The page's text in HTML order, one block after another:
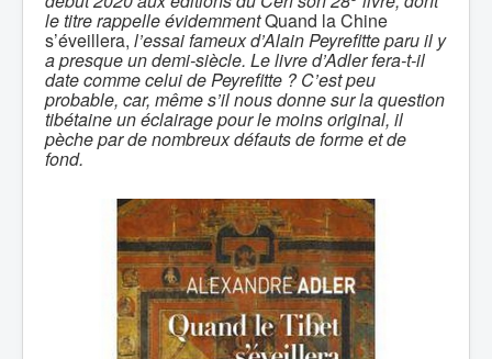
le titre rappelle évidemmentQuand la Chine
s’éveillera, l’essai fameux d’Alain Peyrefitte paru il y
a presque un demi-siècle. Le livre d’Adler fera-t-il
date comme celui de Peyrefitte ? C’est peu
probable, car, même s’il nous donne sur la question
tibétaine un éclairage pour le moins original, il
pèche par de nombreux défauts de forme et de
fond.